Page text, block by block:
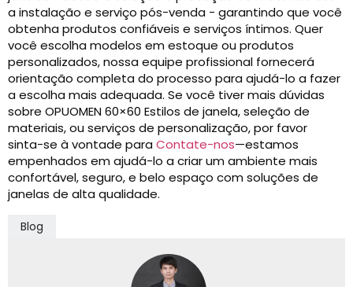
a instalação e serviço pós-venda - garantindo que você
obtenha produtos confiáveis ​​e serviços íntimos. Quer
você escolha modelos em estoque ou produtos
personalizados, nossa equipe profissional fornecerá
orientação completa do processo para ajudá-lo a fazer
a escolha mais adequada. Se você tiver mais dúvidas
sobre OPUOMEN 60×60 Estilos de janela, seleção de
materiais, ou serviços de personalização, por favor
sinta-se à vontade para Contate-nos—estamos
empenhados em ajudá-lo a criar um ambiente mais
confortável, seguro, e belo espaço com soluções de
janelas de alta qualidade.
Blog